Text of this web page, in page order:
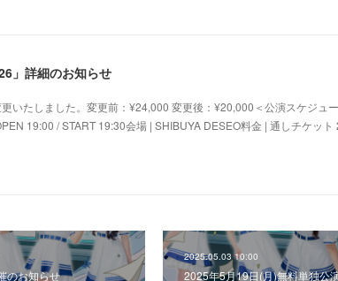
」詳細のお知らせ
いたしました。変更前：¥24,000 変更後：¥20,000＜公演スケジュ
19:00 / START 19:30会場 | SHIBUYA DESEO料金 | 通しチケット
のお知らせ
2025.05.03 10:00
2025年5月19日(月)無料単独公